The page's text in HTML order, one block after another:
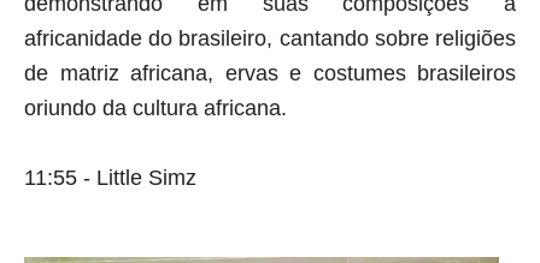
africanidade do brasileiro, cantando sobre religiões
de matriz africana, ervas e costumes brasileiros
oriundo da cultura africana.
11:55 - Little Simz